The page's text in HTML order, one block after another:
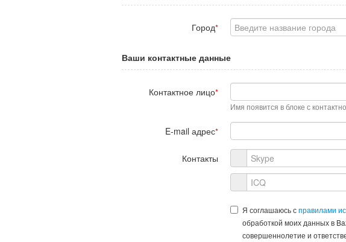
Город*
Ваши контактные данные
Контактное лицо*
Имя появится в блоке с
E-mail адрес*
Контакты
Я соглашаюсь справилами
обработкой моих данных в
совершеннолетие и